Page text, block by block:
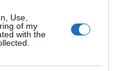
Use,
of my
with the